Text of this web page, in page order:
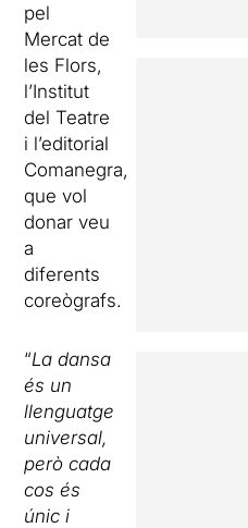
pel
Mercat de
les Flors,
l’Institut
del Teatre
i l’editorial
Comanegra,
que vol
donar veu
a
diferents
coreògrafs.
“La dansa
és un
llenguatge
universal,
però cada
cos és
únic i